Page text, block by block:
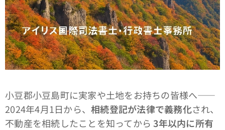
小豆郡小豆島町に実家や土地をお持ちの皆様へ――
2024年4月1日から、相続登記が法律で義務化され、
不動産を相続したことを知ってから3年以内に所有